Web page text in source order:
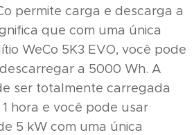
permite carga e descarga a
que com uma única
WeCo 5K3 EVO, você pode
a 5000 Wh. A
ser totalmente carregada
hora e você pode usar
5 kW com uma única